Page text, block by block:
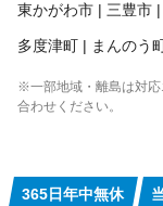
東かがわ市 三豊市
多度津町 まんのう
※一部地域・離島は対
合わせください。
365日年中無休